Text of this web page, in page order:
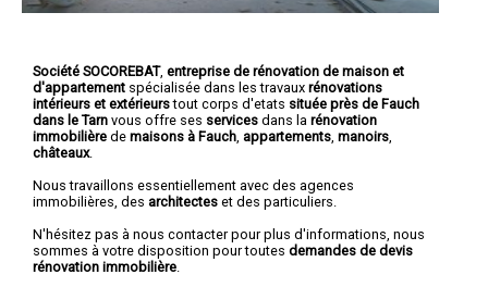
Société SOCOREBAT, entreprise de rénovation de maison et
d'appartement spécialisée dans les travaux rénovations
intérieurs et extérieurstout corps d'etats située près de Fauch
dans le Tarn vous offre ses services dans la rénovation
immobilière de maisons à Fauch appartements manoirs
châteaux.
Nous travaillons essentiellement avec des agences
immobilières, des architectes et des particuliers.
N'hésitez pas à nous contacter pour plus d'informations, nous
sommes à votre disposition pour toutes demandes de devis
rénovation immobilière